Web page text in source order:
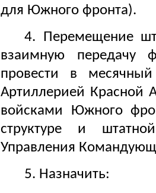
для Южного фронта).
4. Перемещение
взаимную передачу
провести в
Артиллерией Красной
войсками Южного
структуре и
Управления
5. Назначить: